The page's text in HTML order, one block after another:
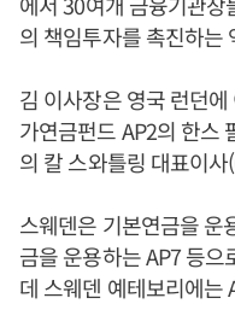
의 책임투자를 촉진하는
김 이사장은 영국 런던
가연금펀드 AP2의 한스
의 칼 스와틀링 대표이사
스웨덴은 기본연금을 운
금을 운용하는 AP7 등
데 스웨덴 예테보리에는